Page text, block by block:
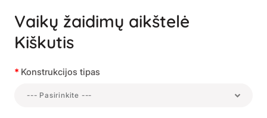
Vaikų žaidimų aikštelė
Kiškutis
Konstrukcijos tipas
--- Pasirinkite ---